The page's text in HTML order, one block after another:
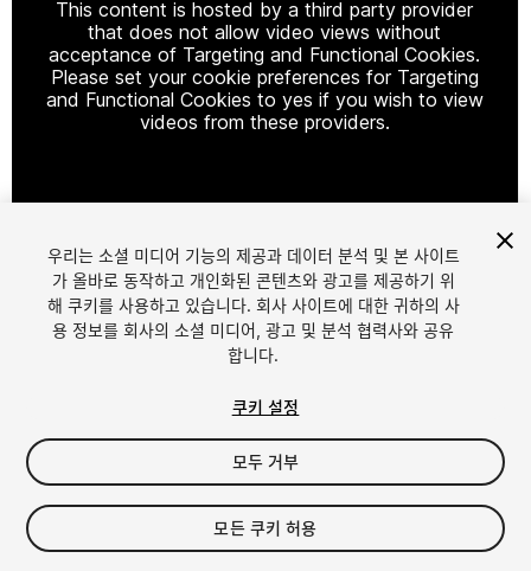
This content is hosted by a third party provider
that does not allow video views without
acceptance of Targeting and Functional Cookies.
Please set your cookie preferences for Targeting
and Functional Cookies to yes if you wish to view
videos from these providers.
1/6
$5
세금/부가세는 결제 시 반영됩니다.
우리는 소셜 미디어 기능의 제공과 데이터 분석 및 본 사이트
가 올바로 동작하고 개인화된 콘텐츠와 광고를 제공하기 위
해 쿠키를 사용하고 있습니다. 회사 사이트에 대한 귀하의 사
용 정보를 회사의 소셜 미디어, 광고 및 분석 협력사와 공유
합니다.
쿠키 설정
모두 거부
모든 쿠키 허용